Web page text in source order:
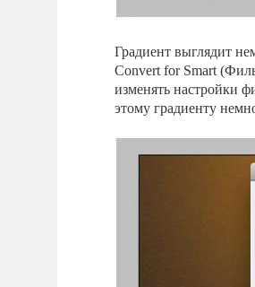
Градиент выглядит
Convert for Smart
изменять настройки
этому градиенту